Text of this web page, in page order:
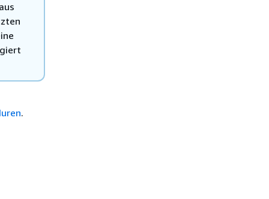
.